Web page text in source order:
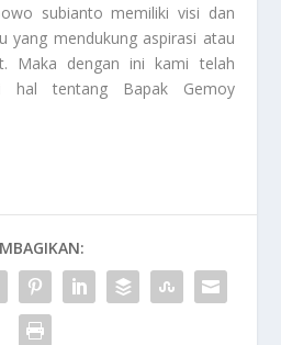
subianto memiliki visi dan
yang mendukung aspirasi atau
Maka dengan ini kami telah
hal tentang
Bapak Gemoy